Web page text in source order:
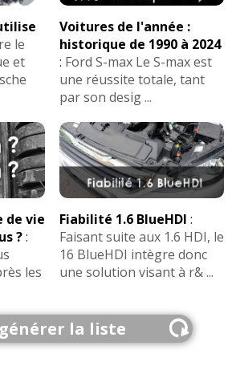
:entre 4,5 "été" et 5,3
d''électrique, une vraie
:ABSOLUMENT AUCUN
ni électronique.
(petite omnium) euros/an
même défaut que toutes les
et le réseau de
est catastrophique, mais
je l'entretien moi-même, c'est un
l'entretenir. (freins/huile/filtres
le
et
Voitures de l'année :
historique de 1990 à 2024
: Ford S-max Le S-max est
une réussite totale, tant
par son desig ...
de vie
?:
les
Fiabilité 1.6 BlueHDI :
Faisant suite aux 1.6 HDI, le
16 BlueHDI intègre donc
une solution visant à r& ...
la liste